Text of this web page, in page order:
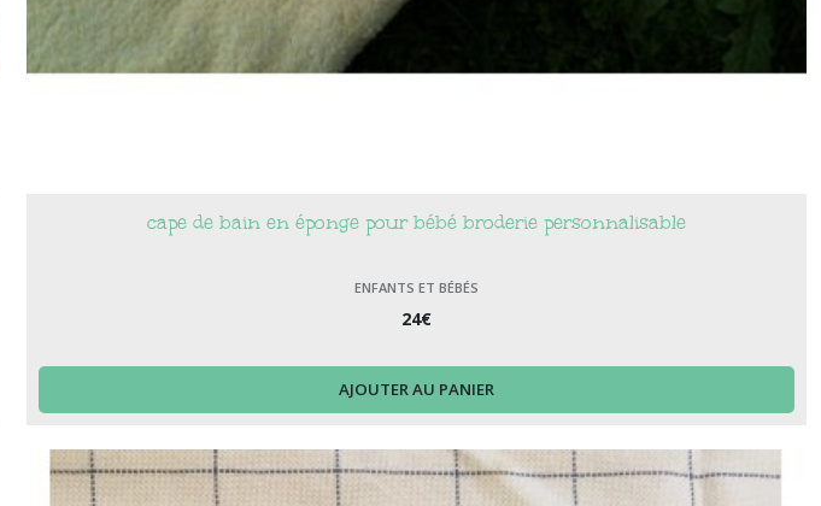
cape de bain en éponge pour bébé broderie personnalisable
ENFANTS ET BÉBÉS
24€
AJOUTER AU PANIER